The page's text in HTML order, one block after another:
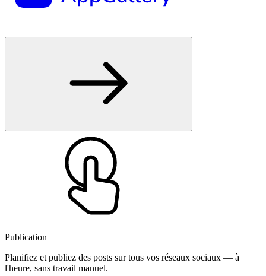
Publication
Planifiez et publiez des posts sur tous vos réseaux sociaux — à
l'heure, sans travail manuel.